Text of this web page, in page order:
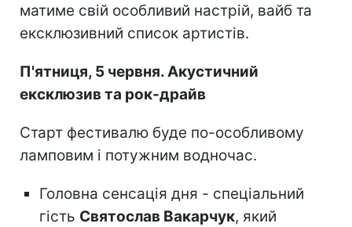
матиме свій особливий настрій, вайб та
ексклюзивний список артистів.
П'ятниця, 5 червня. Акустичний
ексклюзив та рок-драйв
Старт фестивалю буде по-особливому
ламповим і потужним водночас.
Головна сенсація дня - спеціальний
гість Святослав Вакарчук, який